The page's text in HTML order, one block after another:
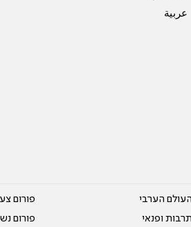
عربية
העולם הערבי
תרבות ופנאי
פורום
פורום